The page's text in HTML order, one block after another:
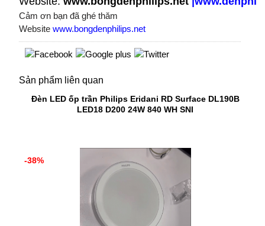
Cảm ơn bạn đã ghé thăm
Website www.bongdenphilips.net
Sản phẩm liên quan
Đèn LED ốp trần Philips Eridani RD Surface DL190B
LED18 D200 24W 840 WH SNI
-38%